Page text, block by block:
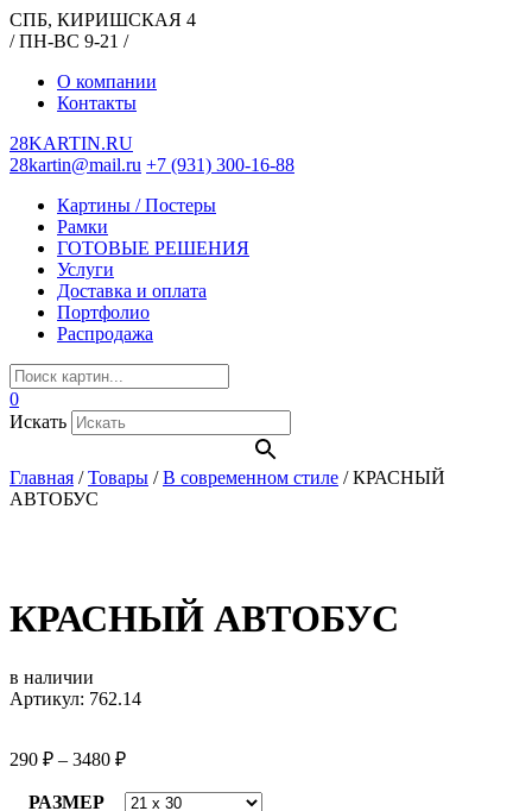
СПБ, КИРИШСКАЯ 4
/ ПН-ВС 9-21 /
О компании
Контакты
28KARTIN.RU
28kartin@mail.ru +7 (931) 300-16-88
Картины / Постеры
Рамки
ГОТОВЫЕ РЕШЕНИЯ
Услуги
Доставка и оплата
Портфолио
Распродажа
0
Искать
Главная /Товары /В современном стиле /КРАСНЫЙ
АВТОБУС
КРАСНЫЙ АВТОБУС
в наличии
Артикул: 762.14
290 ₽ – 3480 ₽
РАЗМЕР